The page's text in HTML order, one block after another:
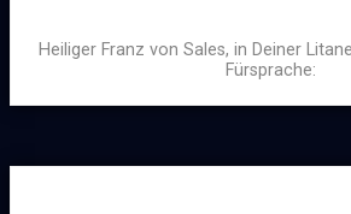
Heiliger Franz von Sales, in Deiner
Fürsprache: